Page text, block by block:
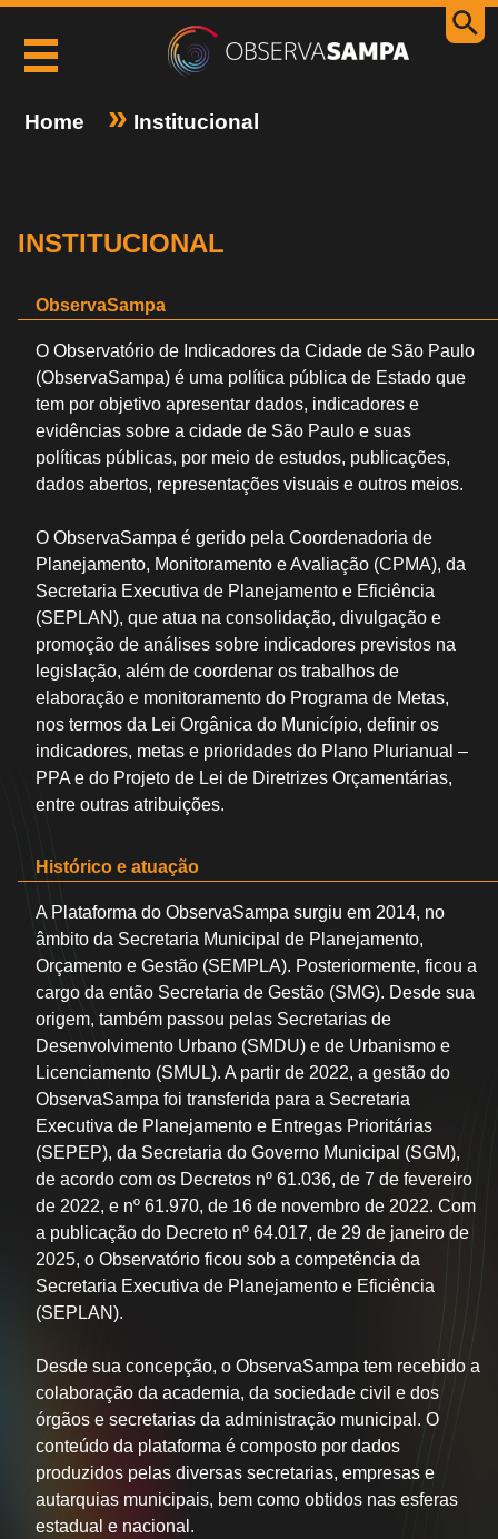
Indicadores
Painéis
Estudos
Institucional
Dados
Abertos
Home Institucional
INSTITUCIONAL
ObservaSampa
O Observatório de Indicadores da Cidade de São Paulo
(ObservaSampa) é uma política pública de Estado que
tem por objetivo apresentar dados, indicadores e
evidências sobre a cidade de São Paulo e suas
políticas públicas, por meio de estudos, publicações,
dados abertos, representações visuais e outros meios.
O ObservaSampa é gerido pela Coordenadoria de
Planejamento, Monitoramento e Avaliação (CPMA), da
Secretaria Executiva de Planejamento e Eficiência
(SEPLAN), que atua na consolidação, divulgação e
promoção de análises sobre indicadores previstos na
legislação, além de coordenar os trabalhos de
elaboração e monitoramento do Programa de Metas,
nos termos da Lei Orgânica do Município, definir os
indicadores, metas e prioridades do Plano Plurianual –
PPA e do Projeto de Lei de Diretrizes Orçamentárias,
entre outras atribuições.
Histórico e atuação
A Plataforma do ObservaSampa surgiu em 2014, no
âmbito da Secretaria Municipal de Planejamento,
Orçamento e Gestão (SEMPLA). Posteriormente, ficou a
cargo da então Secretaria de Gestão (SMG). Desde sua
origem, também passou pelas Secretarias de
Desenvolvimento Urbano (SMDU) e de Urbanismo e
Licenciamento (SMUL). A partir de 2022, a gestão do
ObservaSampa foi transferida para a Secretaria
Executiva de Planejamento e Entregas Prioritárias
(SEPEP), da Secretaria do Governo Municipal (SGM),
de acordo com os Decretos nº 61.036, de 7 de fevereiro
de 2022, e nº 61.970, de 16 de novembro de 2022. Com
a publicação do Decreto nº 64.017, de 29 de janeiro de
2025, o Observatório ficou sob a competência da
Secretaria Executiva de Planejamento e Eficiência
(SEPLAN).
Desde sua concepção, o ObservaSampa tem recebido a
colaboração da academia, da sociedade civil e dos
órgãos e secretarias da administração municipal. O
conteúdo da plataforma é composto por dados
produzidos pelas diversas secretarias, empresas e
autarquias municipais, bem como obtidos nas esferas
estadual e nacional.